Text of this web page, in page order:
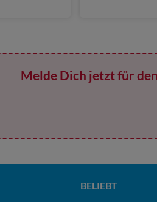
Melde Dich jetzt für
BELIEBT